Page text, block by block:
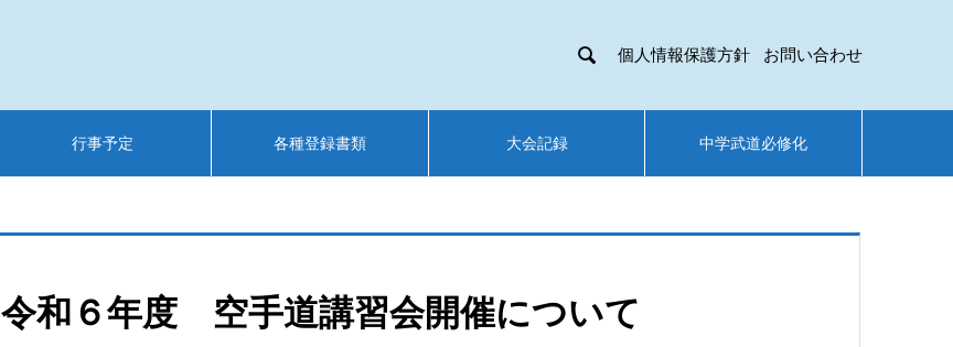
 個人情報保護方針 お問い合わせ
行事予定 各種登録書類 大会記録 中学武道必修化
令和６年度 空手道講習会開催について